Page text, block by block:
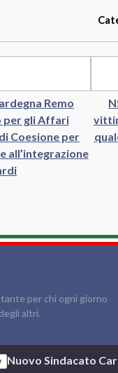
Remo
per gli Affari
Coesione per
all’integrazione
per chi ogni giorno
altri.
Nuovo Sindacato